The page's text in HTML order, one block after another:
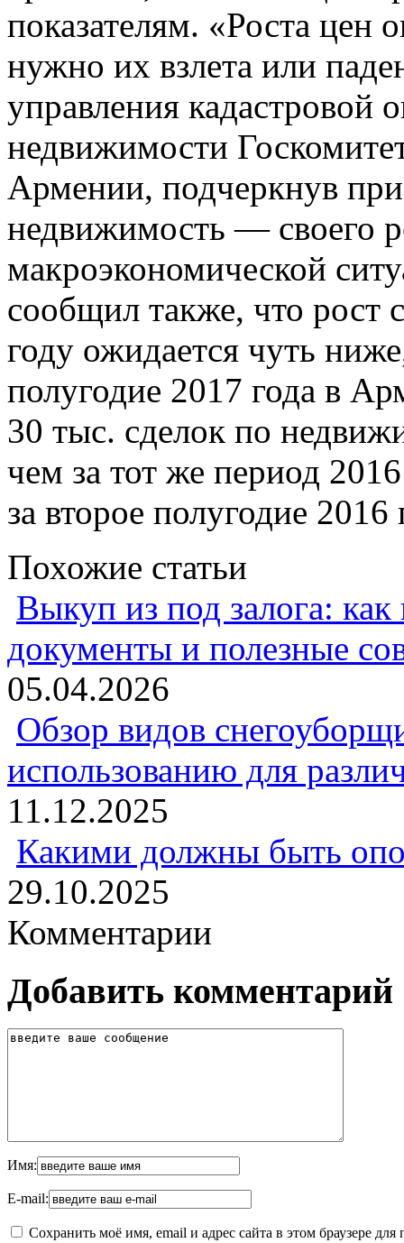
показателям. «Роста цен
нужно их взлета или
управления кадастровой
недвижимости
Армении, подчеркнув
недвижимость — своего
макроэкономической
сообщил также, что рост
году ожидается чуть
полугодие 2017 года в
30 тыс. сделок по
чем за тот же период
за второе полугодие 2016
Похожие статьи
Выкуп из под залога:
документы и полезные
05.04.2026
Обзор видов
использованию для
11.12.2025
Какими должны быть
29.10.2025
Комментарии
Добавить комментарий
Имя:
E-mail:
Сохранить моё имя, email и адрес сайта в этом браузере